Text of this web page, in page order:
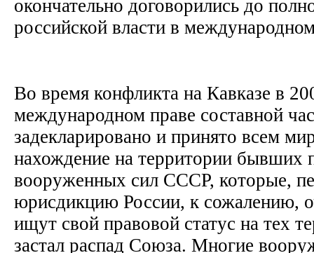
окончательно договорились до
российской власти в
Во время конфликта на Кавказе в
международном праве составной
задекларировано и принято всем
нахождение на территории бывших
вооруженных сил СССР, которые,
юрисдикцию России, к сожалению,
ищут свой правовой статус на тех
застал распад Союза. Многие